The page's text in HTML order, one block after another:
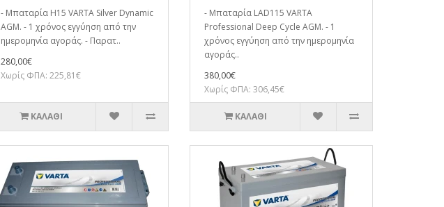
- Μπαταρία H15 VARTA Silver Dynamic
AGM. - 1 χρόνος εγγύηση από την
ημερομηνία αγοράς. - Παρατ..
280,00€
Χωρίς ΦΠΑ: 225,81€
ΚΑΛΆΘΙ
- Μπαταρία LAD115 VARTA
Professional Deep Cycle AGM. - 1
χρόνος εγγύηση από την ημερομηνία
αγοράς..
380,00€
Χωρίς ΦΠΑ: 306,45€
ΚΑΛΆΘΙ